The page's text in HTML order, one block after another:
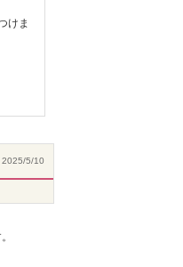
けま
2025/5/10